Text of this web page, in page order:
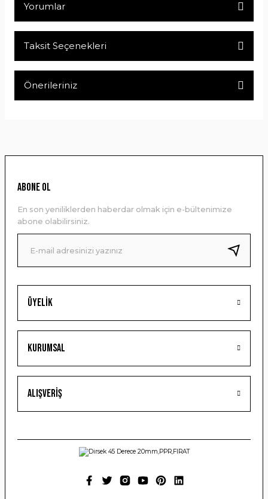
Yorumlar
Taksit Seçenekleri
Önerileriniz
Ürün resmi kalitesiz, bozuk veya görüntülenemiyor.
Ürün bilgilerinde hatalar bulunuyor.
Ürün fiyatı diğer sitelerden daha pahalı.
Bu ürüne benzer farklı alternatifler olmalı.
Gönder
Üyelik
Kurumsal
Alışveriş
ABONE OL
En son yeniliklerden haberdar olmak için e-bültenimize
abone olabilirsiniz.